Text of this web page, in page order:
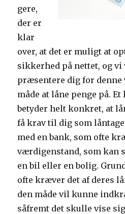
gere,
der er
klar
over, at det er muligt at
sikkerhed på nettet, og
præsentere dig for denne
måde at låne penge på.
betyder helt konkret, at
få krav til dig som
med en bank, som ofte
værdigenstand, som kan
en bil eller en bolig.
ofte kræver det af deres
den måde vil kunne
såfremt det skulle vise